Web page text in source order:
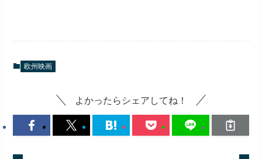
欧州映画
よかったらシェアしてね！